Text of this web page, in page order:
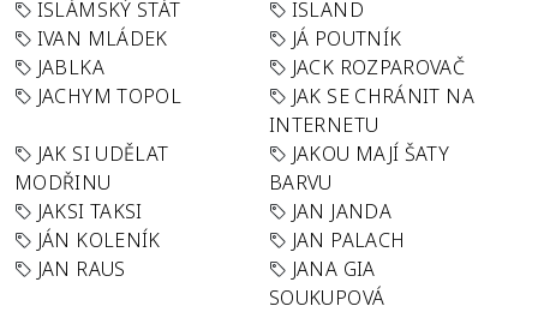
ISLÁMSKÝ STÁT
ISLAND
IVAN MLÁDEK
JÁ POUTNÍK
JABLKA
JACK ROZPAROVAČ
JACHYM TOPOL
JAK SE CHRÁNIT NA
INTERNETU
JAK SI UDĚLAT
MODŘINU
JAKOU MAJÍ ŠATY
BARVU
JAKSI TAKSI
JAN JANDA
JÁN KOLENÍK
JAN PALACH
JAN RAUS
JANA GIA
SOUKUPOVÁ